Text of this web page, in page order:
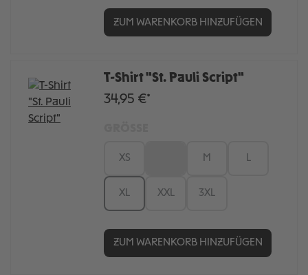
ZUM WARENKORB HINZUFÜGEN
T-Shirt "St. Pauli Script"
34,95 €*
XS M L
XL XXL 3XL
ZUM WARENKORB HINZUFÜGEN